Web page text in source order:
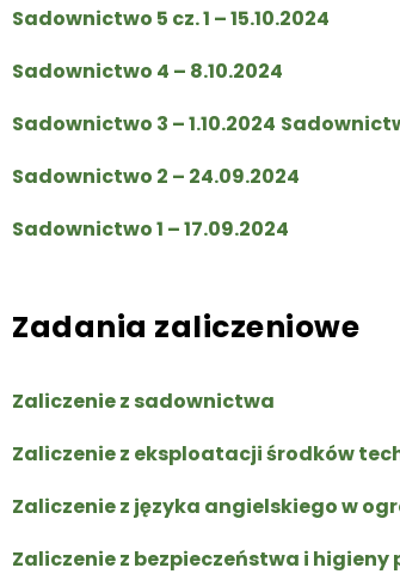
Sadownictwo 5 cz. 1 – 15.10.2024
Sadownictwo 4 – 8.10.2024
Sadownictwo 3 – 1.10.2024
Sadownictwo 2 – 24.09.2024
Sadownictwo 1 – 17.09.2024
Zadania zaliczeniowe
Zaliczenie z sadownictwa
Zaliczenie z eksploatacji środków
Zaliczenie z języka angielskiego w
Zaliczenie z bezpieczeństwa i